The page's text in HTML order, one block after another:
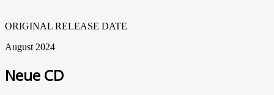
ORIGINAL RELEASE DATE
August 2024
Neue CD